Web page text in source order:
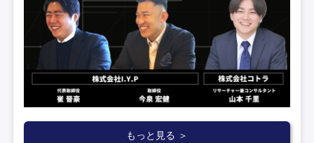
もっと見る ＞